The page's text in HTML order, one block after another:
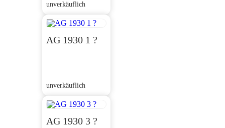
unverkäuflich
AG 1930 1 ?
unverkäuflich
AG 1930 3 ?